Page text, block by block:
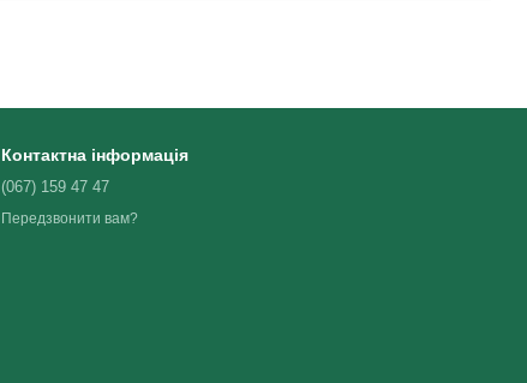
Контактна інформація
(067) 159 47 47
Передзвонити вам?